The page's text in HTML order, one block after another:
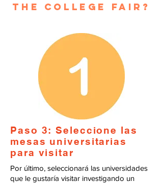
the college fair?
Paso 3: Seleccione las
mesas universitarias
para visitar
Por último, seleccionará las universidades
que le gustaría visitar investigando un